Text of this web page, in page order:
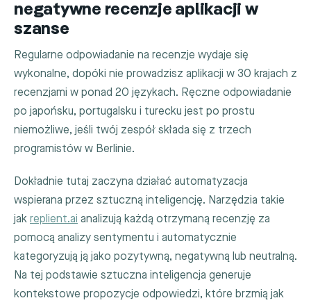
negatywne recenzje aplikacji w
szanse
Regularne odpowiadanie na recenzje wydaje się
wykonalne, dopóki nie prowadzisz aplikacji w 30 krajach z
recenzjami w ponad 20 językach. Ręczne odpowiadanie
po japońsku, portugalsku i turecku jest po prostu
niemożliwe, jeśli twój zespół składa się z trzech
programistów w Berlinie.
Dokładnie tutaj zaczyna działać automatyzacja
wspierana przez sztuczną inteligencję. Narzędzia takie
jak replient.ai analizują każdą otrzymaną recenzję za
pomocą analizy sentymentu i automatycznie
kategoryzują ją jako pozytywną, negatywną lub neutralną.
Na tej podstawie sztuczna inteligencja generuje
kontekstowe propozycje odpowiedzi, które brzmią jak